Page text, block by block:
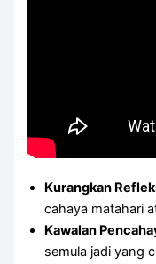
Kurangkan
cahaya matahari
Kawalan
semula jadi yang